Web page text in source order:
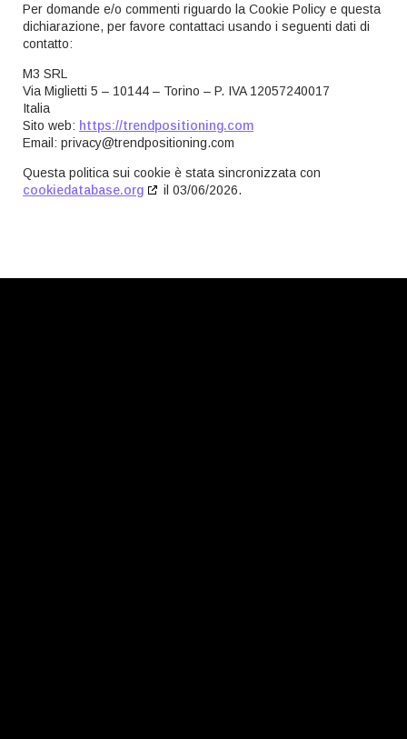
Per domande e/o commenti riguardo la Cookie Policy e questa
dichiarazione, per favore contattaci usando i seguenti dati di
contatto:
M3 SRL
Via Miglietti 5 – 10144 – Torino – P. IVA 12057240017
Italia
Sito web: https://trendpositioning.com
Email:privacy@trendpositioning.com
Questa politica sui cookie è stata sincronizzata con
cookiedatabase.org
il 03/06/2026.